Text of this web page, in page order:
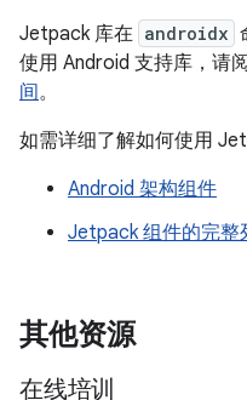
Jetpack 库在 androidx
使用 Android 支持库，请
间。
如需详细了解如何使用
Android 架构组件
Jetpack 组件的完整
其他资源
在线培训